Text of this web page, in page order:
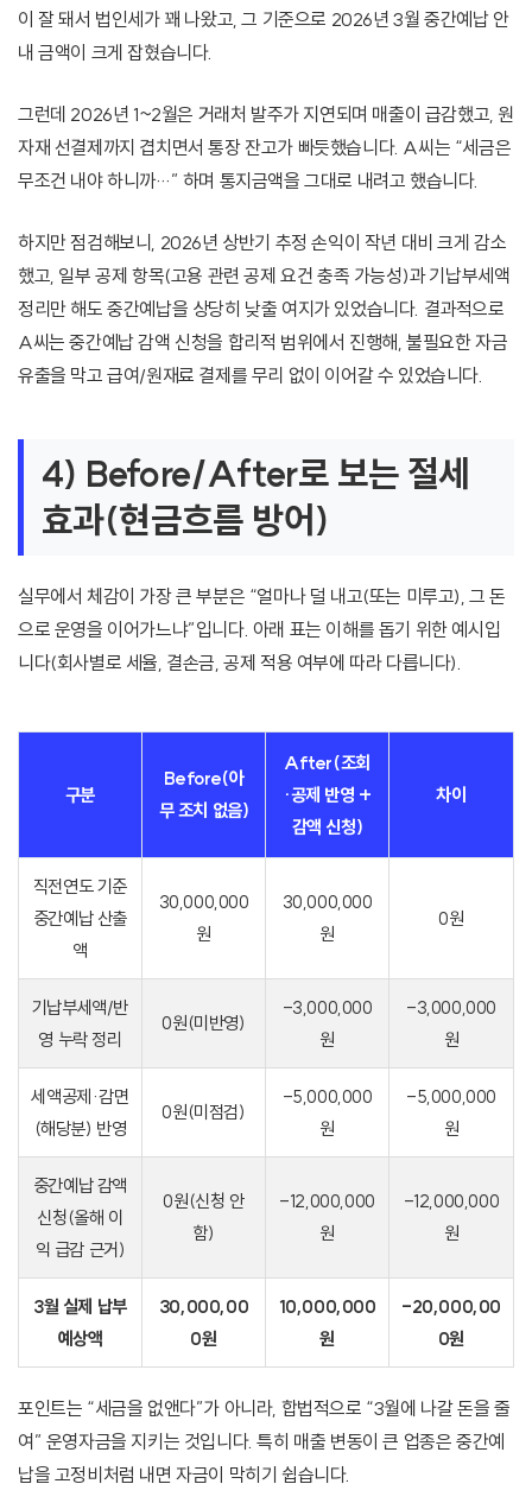
이 잘 돼서 법인세가 꽤 나왔고, 그 기준으로 2026년 3월 중간예납 안
내 금액이 크게 잡혔습니다.
그런데 2026년 1~2월은 거래처 발주가 지연되며 매출이 급감했고, 원
자재 선결제까지 겹치면서 통장 잔고가 빠듯했습니다. A씨는 “세금은
무조건 내야 하니까…” 하며 통지금액을 그대로 내려고 했습니다.
하지만 점검해보니, 2026년 상반기 추정 손익이 작년 대비 크게 감소
했고, 일부 공제 항목(고용 관련 공제 요건 충족 가능성)과 기납부세액
정리만 해도 중간예납을 상당히 낮출 여지가 있었습니다. 결과적으로
A씨는 중간예납 감액 신청을 합리적 범위에서 진행해, 불필요한 자금
유출을 막고 급여/원재료 결제를 무리 없이 이어갈 수 있었습니다.
4) Before/After로 보는 절세
효과(현금흐름 방어)
실무에서 체감이 가장 큰 부분은 “얼마나 덜 내고(또는 미루고), 그 돈
으로 운영을 이어가느냐”입니다. 아래 표는 이해를 돕기 위한 예시입
니다(회사별로 세율, 결손금, 공제 적용 여부에 따라 다릅니다).
구분
Before(아
무 조치 없음)
After(조회
·공제 반영 +
감액 신청)
차이
직전연도 기준
중간예납 산출
액
30,000,000
원
30,000,000
원
0원
기납부세액/반
영 누락 정리
0원(미반영)
-3,000,000
원
-3,000,000
원
세액공제·감면
(해당분) 반영
0원(미점검)
-5,000,000
원
-5,000,000
원
중간예납 감액
신청(올해 이
익 급감 근거)
0원(신청 안
함)
-12,000,000
원
-12,000,000
원
3월 실제 납부
예상액
30,000,00
0원
10,000,000
원
-20,000,00
0원
포인트는 “세금을 없앤다”가 아니라, 합법적으로 “3월에 나갈 돈을 줄
여” 운영자금을 지키는 것입니다. 특히 매출 변동이 큰 업종은 중간예
납을 고정비처럼 내면 자금이 막히기 쉽습니다.